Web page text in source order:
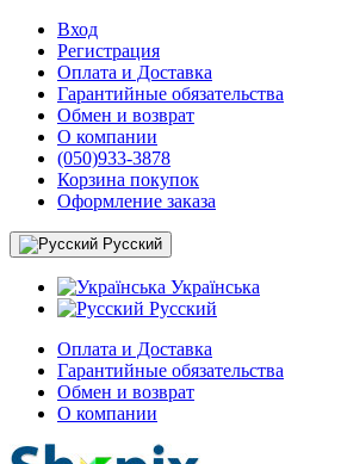
Вход
Регистрация
Оплата и Доставка
Гарантийные обязательства
Обмен и возврат
О компании
(050)933-3878
Корзина покупок
Оформление заказа
Русский
Українська
Русский
Оплата и Доставка
Гарантийные обязательства
Обмен и возврат
О компании